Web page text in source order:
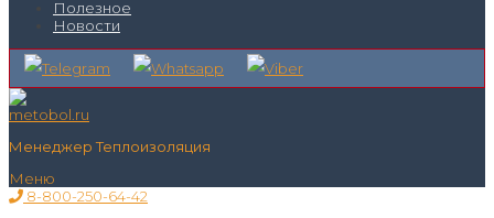
Полезное
Новости
Менеджер Теплоизоляция
Меню
8-800-250-64-42